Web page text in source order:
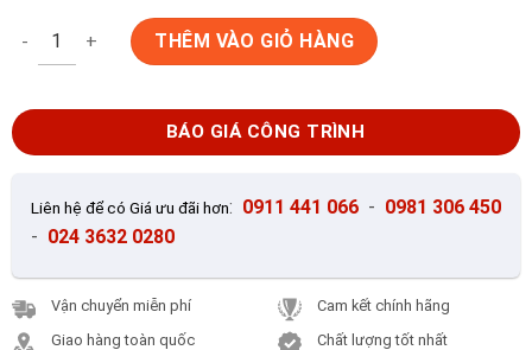
Gạch lát nền 60x60 KIS K60047-Y số lượng
THÊM VÀO GIỎ HÀNG
BÁO GIÁ CÔNG TRÌNH
Liên hệ để có Giá ưu đãi hơn: 0911 441 066 - 0981 306 450
- 024 3632 0280
Vận chuyển miễn phí
Giao hàng toàn quốc
Cam kết chính hãng
Chất lượng tốt nhất